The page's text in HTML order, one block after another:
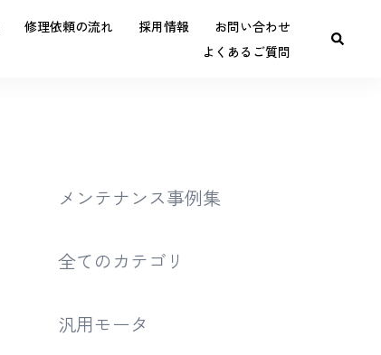
修理依頼の流れ 採用情報
お問い合わせ
よくあるご質問
メンテナンス事例集
全てのカテゴリ
汎用モータ